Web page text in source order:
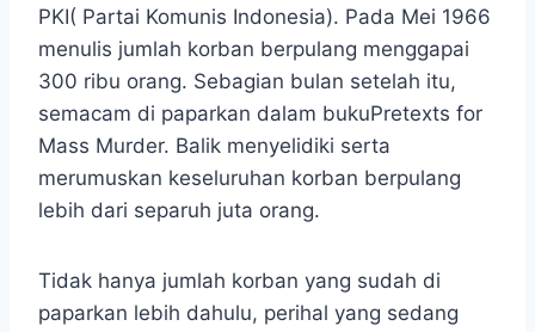
PKI( Partai Komunis Indonesia). Pada Mei 1966
menulis jumlah korban berpulang menggapai
300 ribu orang. Sebagian bulan setelah itu,
semacam di paparkan dalam bukuPretexts for
Mass Murder. Balik menyelidiki serta
merumuskan keseluruhan korban berpulang
lebih dari separuh juta orang.
Tidak hanya jumlah korban yang sudah di
paparkan lebih dahulu, perihal yang sedang